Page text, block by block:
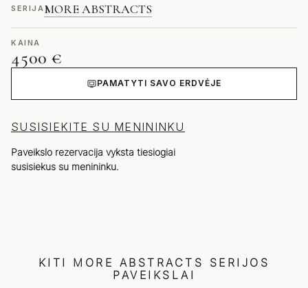
SERIJAMORE ABSTRACTS
KAINA
4500 €
PAMATYTI SAVO ERDVĖJE
SUSISIEKITE SU MENININKU
Paveikslo rezervacija vyksta tiesiogiai
susisiekus su menininku.
KITI MORE ABSTRACTS
SERIJOS
PAVEIKSLAI